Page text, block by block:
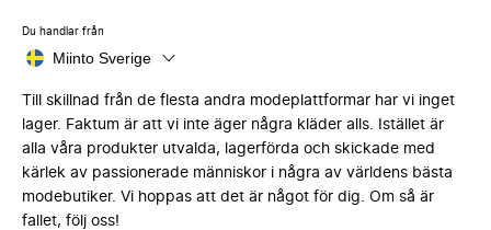
Du handlar från
Miinto Sverige
Till skillnad från de flesta andra modeplattformar har vi inget
lager. Faktum är att vi inte äger några kläder alls. Istället är
alla våra produkter utvalda, lagerförda och skickade med
kärlek av passionerade människor i några av världens bästa
modebutiker. Vi hoppas att det är något för dig. Om så är
fallet, följ oss!